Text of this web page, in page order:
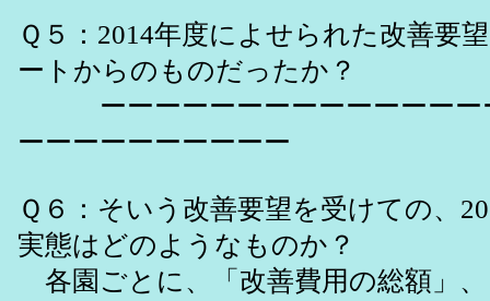
Ｑ５：2014年度によせられた改善要
ートからのものだったか？
ーーーーーーーーーーーーーー
ーーーーーーーーーー
Ｑ６：そいう改善要望を受けての、
実態はどのようなものか？
各園ごとに、「改善費用の総額」